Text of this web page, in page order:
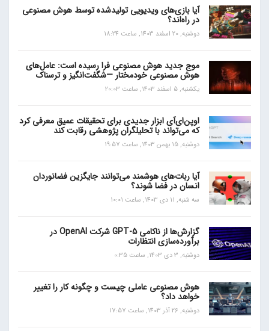
آیا بازی‌های ویدیویی تولیدشده توسط هوش مصنوعی
در راه‌اند؟
دوشنبه, 20 اسفند 1403, ساعت 18:24
موج جدید هوش مصنوعی فرا رسیده است: عامل‌های
هوش مصنوعی خودمختار —شگفت‌انگیز و ترسناک
یکشنبه, 5 اسفند 1403, ساعت 20:03
اوپن‌ای‌آی ابزار جدیدی برای تحقیقات عمیق معرفی کرد
که می‌تواند با تحلیلگران پژوهشی رقابت کند
دوشنبه, 15 بهمن 1403, ساعت 19:57
آیا ربات‌های هوشمند می‌توانند جایگزین فضانوردان
انسان در فضا شوند؟
سه شنبه, 11 دی 1403, ساعت 10:01
گزارش‌ها از ناکامی GPT-5 شرکت OpenAI در
برآورده‌سازی انتظارات
دوشنبه, 3 دی 1403, ساعت 0:35
هوش مصنوعی عاملی چیست و چگونه کار را تغییر
خواهد داد؟
دوشنبه, 26 آذر 1403, ساعت 17:57